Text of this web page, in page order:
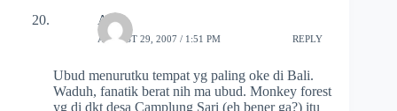
Ay
AUGUST 29, 2007 / 1:51 PM REPLY
Ubud menurutku tempat yg paling oke di Bali.
Waduh, fanatik berat nih ma ubud. Monkey forest
yg di dkt desa Camplung Sari (eh bener ga?) itu